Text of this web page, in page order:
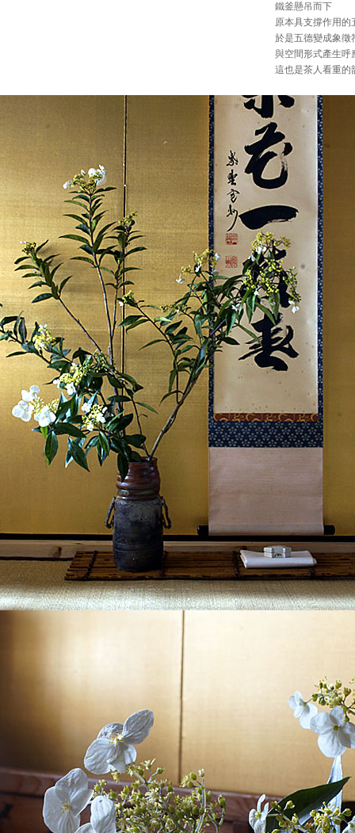
鐵釜懸吊而下
原本具支撐作用的
於是五德變成象徵
與空間形式產生呼
這也是茶人看重的